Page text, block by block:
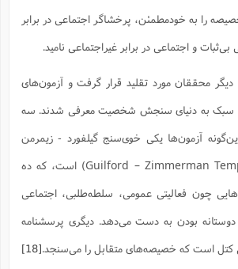
را به خودمطمئن، ‌پرخشاگر اجتماعی در برابر
و اجتماعی در برابر غیراجتماعی نامید.
محققان مورد تقلید قرار گرفت و آزمون‌های
سبک به دنیای سنجش شخصیت معرفی شدند. سه
آزمون‌ها یکی خوی‌سنج گیلفورد - زیمرمن
(Guilford – Zimmerman Temperament Survey) است، که ده
چون فعالیتی عمومی، سلطه‌طلبی، ‌اجتماعی
بودن به دست می‌دهد. دیگری پرسشنامه
کتل است که خصیصه‌های متقابل را می‌سنجد.[18]